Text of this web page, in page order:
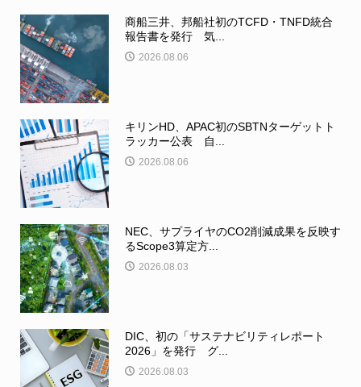
商船三井、邦船社初のTCFD・TNFD統合
報告書を発行 気...
2026.08.06
キリンHD、APAC初のSBTNターゲットト
ラッカー公表 自...
2026.08.06
NEC、サプライヤのCO2削減成果を反映す
るScope3算定方...
2026.08.03
DIC、初の「サステナビリティレポート
2026」を発行 グ...
2026.08.03